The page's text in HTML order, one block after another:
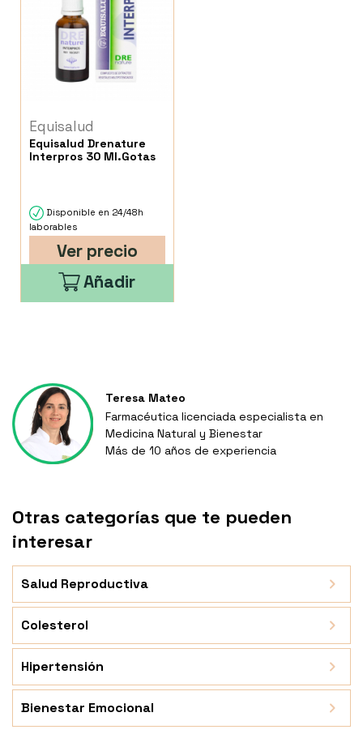
Equisalud
Equisalud Drenature
Interpros 30 Ml.Gotas
Disponible en 24/48h
laborables
Ver precio
Añadir
Teresa Mateo
Farmacéutica licenciada especialista en
Medicina Natural y Bienestar
Más de 10 años de experiencia
Otras categorías que te pueden
interesar
Salud Reproductiva
Colesterol
Hipertensión
Bienestar Emocional